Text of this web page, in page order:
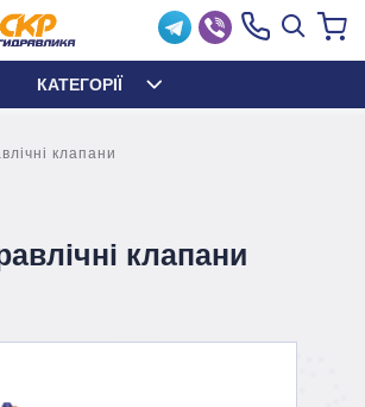
КАТЕГОРІЇ
клапани
клапани